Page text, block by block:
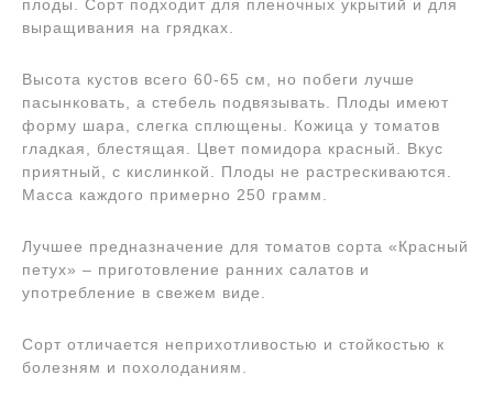
плоды. Сорт подходит для пленочных укрытий и для
выращивания на грядках.
Высота кустов всего 60-65 см, но побеги лучше
пасынковать, а стебель подвязывать. Плоды имеют
форму шара, слегка сплющены. Кожица у томатов
гладкая, блестящая. Цвет помидора красный. Вкус
приятный, с кислинкой. Плоды не растрескиваются.
Масса каждого примерно 250 грамм.
Лучшее предназначение для томатов сорта «Красный
петух» – приготовление ранних салатов и
употребление в свежем виде.
Сорт отличается неприхотливостью и стойкостью к
болезням и похолоданиям.